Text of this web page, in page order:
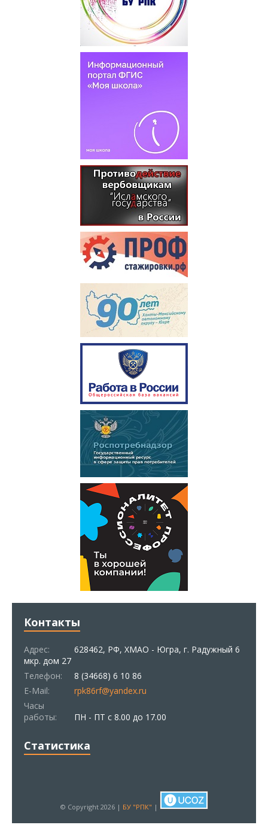
Контакты
Адрес:
628462, РФ, ХМАО - Югра, г. Радужный 6
мкр. дом 27
Телефон:
8 (34668) 6 10 86
E-Mail:
rpk86rf@yandex.ru
Часы
работы:
ПН - ПТ с 8.00 до 17.00
Статистика
© Copyright 2026 | БУ "РПК" |